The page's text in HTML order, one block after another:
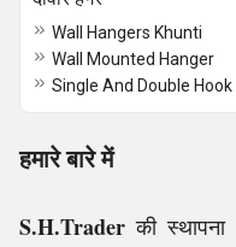
Wall Hangers Khunti
Wall Mounted Hanger
हमारे बारे में
S.H.Trader की स्थापना